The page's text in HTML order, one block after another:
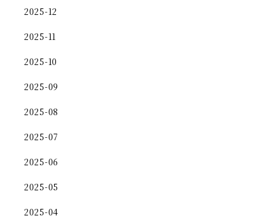
2025-12
2025-11
2025-10
2025-09
2025-08
2025-07
2025-06
2025-05
2025-04